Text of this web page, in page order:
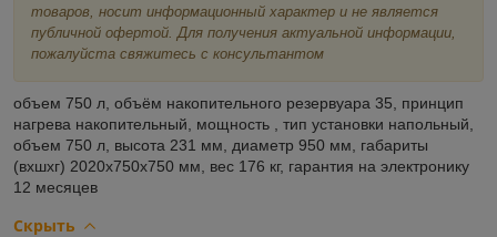
товаров, носит информационный характер и не является
публичной офертой. Для получения актуальной информации,
пожалуйста свяжитесь с консультантом
объем 750 л, объём накопительного резервуара 35, принцип
нагрева накопительный, мощность тип установки напольный,
объем 750 л, высота 231 мм, диаметр 950 мм, габариты
(вхшхг) 2020х750х750 мм, вес 176 кг, гарантия на электронику
12 месяцев
Скрыть